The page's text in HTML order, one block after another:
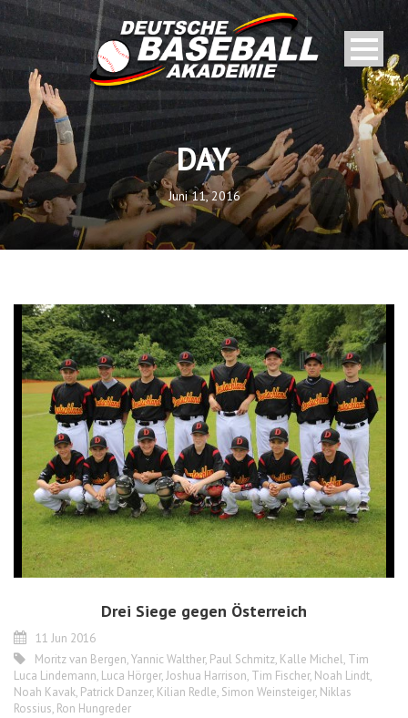
DAY
Juni 11, 2016
Drei Siege gegen Österreich
11 Jun 2016
Moritz van Bergen,Yannic Walther, Paul Schmitz, Kalle Michel, Tim
Luca Lindemann, Luca Hörger,Joshua Harrison, Tim Fischer, Noah Lindt,
Noah Kavak, Patrick Danzer, Kilian Redle, Simon Weinsteiger, Niklas
Rossius, Ron Hungreder